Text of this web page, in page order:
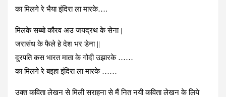
का मिलगे रे भैया इंदिरा ला मारके….
मिलके सब्बो कौरव अउ जयद्रथ के सेना |
जरासंध के फैले हे देश भर डेना ||
दुरपति कस भारत माता के गोदी उझारके ……
का मिलगे रे बइहा इंदिरा ला मारके ……
उक्त कविता लेखन से मिली सराहना से मैं नित नयी कविता लेखन के लिये